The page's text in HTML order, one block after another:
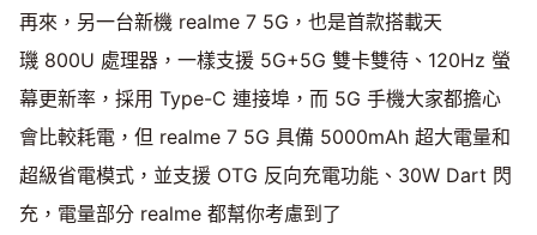
再來，另一台新機 realme 7 5G，也是首款搭載天
璣 800U 處理器，一樣支援 5G+5G 雙卡雙待、120Hz 螢
幕更新率，採用 Type-C 連接埠，而 5G 手機大家都擔心
會比較耗電，但 realme 7 5G 具備 5000mAh 超大電量和
超級省電模式，並支援 OTG 反向充電功能、30W Dart 閃
充，電量部分 realme 都幫你考慮到了